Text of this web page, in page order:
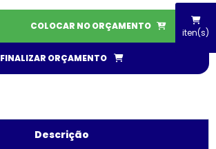
iten(s)
COLOCAR NO ORÇAMENTO
FINALIZAR ORÇAMENTO
Descrição